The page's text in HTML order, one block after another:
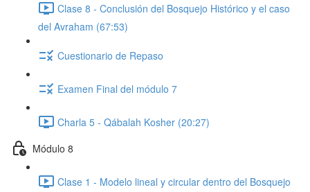
Clase 8 - Conclusión del Bosquejo Histórico y el caso
del Avraham (67:53)
Cuestionario de Repaso
Examen Final del módulo 7
Charla 5 - Qábalah Kosher (20:27)
Módulo 8
Clase 1 - Modelo lineal y circular dentro del Bosquejo